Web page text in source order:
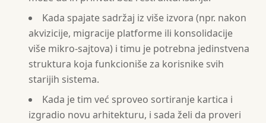
Kada spajate sadržaj iz više izvora (npr. nakon
akvizicije, migracije platforme ili konsolidacije
više mikro-sajtova) i timu je potrebna jedinstvena
struktura koja funkcioniše za korisnike svih
starijih sistema.
Kada je tim već sproveo sortiranje kartica i
izgradio novu arhitekturu, i sada želi da proveri